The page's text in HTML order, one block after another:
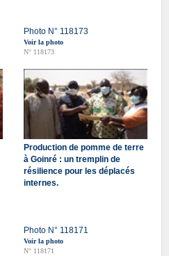
Photo N° 118173
Voir la photo
N° 118173
Production de pomme de terre
à Goinré : un tremplin de
résilience pour les déplacés
internes.
Photo N° 118171
Voir la photo
N° 118171